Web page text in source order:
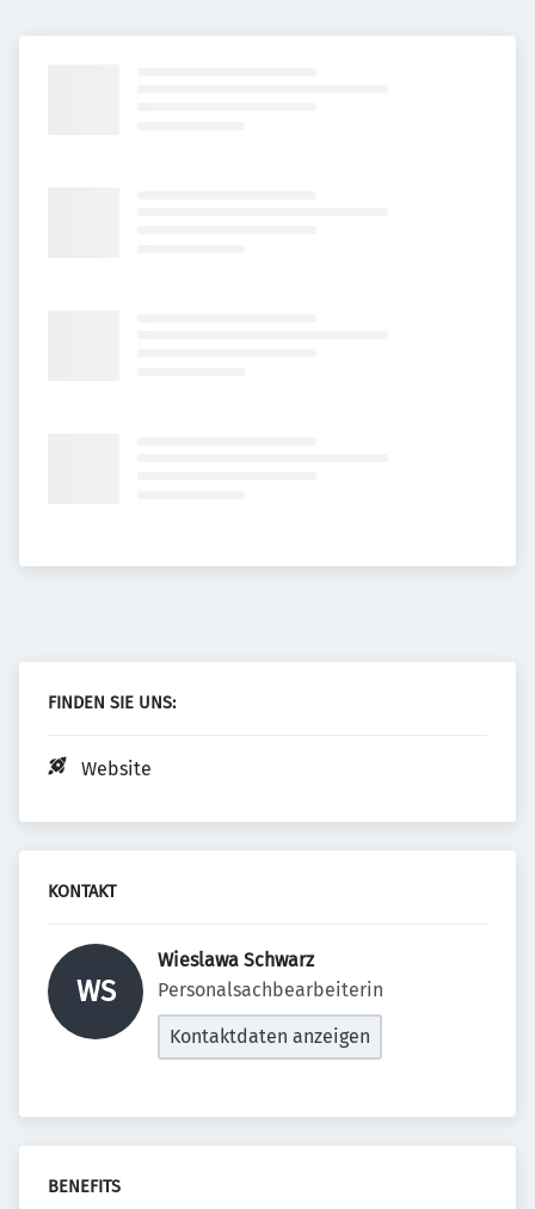
FINDEN SIE UNS:
Website
KONTAKT
WS
Wieslawa Schwarz
Personalsachbearbeiterin
Kontaktdaten anzeigen
BENEFITS